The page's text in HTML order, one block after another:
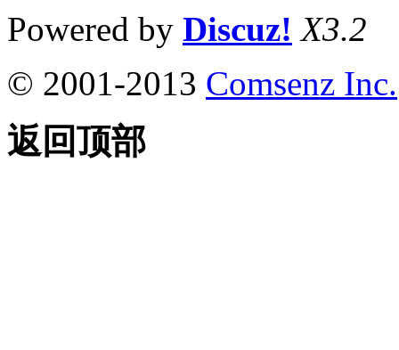
Powered by Discuz! X3.2
© 2001-2013 Comsenz Inc.
返回顶部